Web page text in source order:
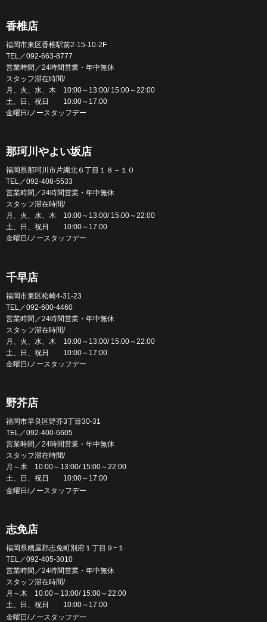
香椎店
福岡市東区香椎駅前2-15-10-2F
TEL／092-663-8777
営業時間／24時間営業・年中無休
スタッフ滞在時間/
月、火、水、木 10:00～13:00/ 15:00～22:00
土、日、祝日 10:00～17:00
金曜日/ノースタッフデー
那珂川やよい坂店
福岡県那珂川市片縄北６丁目１８－１０
TEL／092-408-5533
営業時間／24時間営業・年中無休
スタッフ滞在時間/
月、火、水、木 10:00～13:00/ 15:00～22:00
土、日、祝日 10:00～17:00
金曜日/ノースタッフデー
千早店
福岡市東区松崎4-31-23
TEL／092-600-4460
営業時間／24時間営業・年中無休
スタッフ滞在時間/
月、火、水、木 10:00～13:00/ 15:00～22:00
土、日、祝日 10:00～17:00
金曜日/ノースタッフデー
野芥店
福岡市早良区野芥3丁目30-31
TEL／092-400-6605
営業時間／24時間営業・年中無休
スタッフ滞在時間/
月～木 10:00～13:00/ 15:00～22:00
土、日、祝日 10:00～17:00
金曜日/ノースタッフデー
志免店
福岡県糟屋郡志免町別府１丁目９−１
TEL／092-405-3010
営業時間／24時間営業・年中無休
スタッフ滞在時間/
月～木 10:00～13:00/ 15:00～22:00
土、日、祝日 10:00～17:00
金曜日/ノースタッフデー